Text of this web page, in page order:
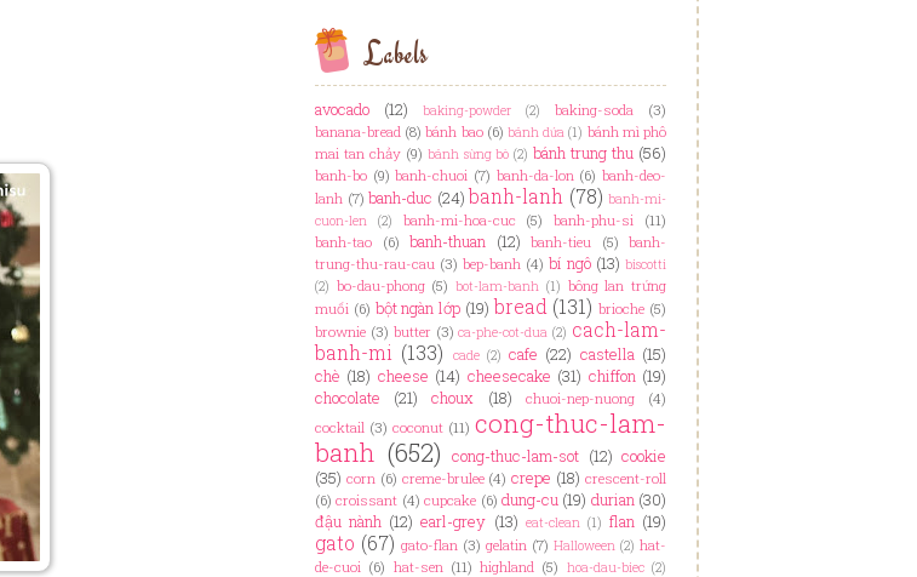
Labels
avocado (12) baking-powder (2) baking-soda
(3)
banana-bread (8) bánh bao (6) bánh dứa (1) bánh mì phô
mai tan chảy (9) bánh sừng bò (2) bánh trung thu (56)
banh-bo (9) banh-chuoi (7) banh-da-lon (6) banh-deo-
lanh (7) banh-duc (24) banh-lanh (78) banh-mi-
cuon-len
(2) banh-mi-hoa-cuc (5) banh-phu-si
(11)
banh-tao
(6) banh-thuan (12) banh-tieu (5) banh-
trung-thu-rau-cau (3) bep-banh (4) bí ngô (13) biscotti
(2) bo-dau-phong (5) bot-lam-banh (1) bông lan trứng
muối (6) bột ngàn lớp (19) bread (131) brioche (5)
brownie (3) butter (3) ca-phe-cot-dua (2) cach-lam-
banh-mi (133) cade (2) cafe (22) castella (15)
chè (18) cheese (14) cheesecake (31) chiffon (19)
chocolate
(21) choux (18) chuoi-nep-nuong
(4)
cocktail (3) coconut (11) cong-thuc-lam-
banh (652) cong-thuc-lam-sot (12) cookie
(35) corn (6) creme-brulee (4) crepe (18) crescent-roll
(6) croissant (4) cupcake (6) dung-cu (19) durian (30)
đậu nành (12) earl-grey (13) eat-clean (1) flan (19)
gato (67) gato-flan (3) gelatin (7) Halloween (2) hat-
de-cuoi (6) hat-sen (11) highland (5) hoa-dau-biec (2)